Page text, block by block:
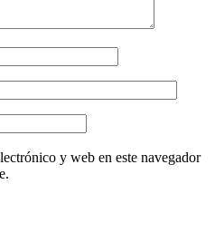
y web en este navegador